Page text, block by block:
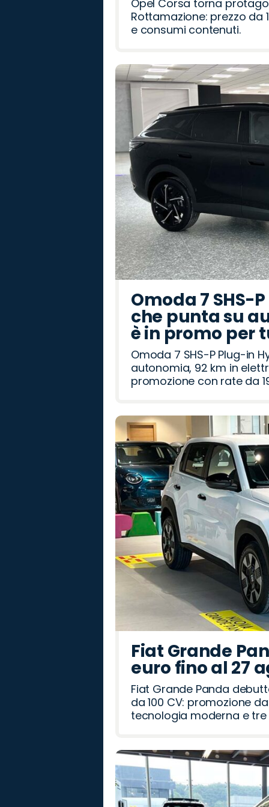
Opel Corsa torna
Rottamazione: prezzo da
e consumi contenuti.
Omoda 7 SHS-
che punta su
è in promo per
Omoda 7 SHS-P Plug-in
autonomia, 92 km in
promozione con rate da
Fiat Grande
euro fino al 27
Fiat Grande Panda
da 100 CV: promozione
tecnologia moderna e